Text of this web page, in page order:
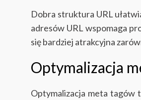
Dobra struktura URL
adresów URL wspomaga
się bardziej atrakcyjna
Optymalizacja
Optymalizacja meta tagów